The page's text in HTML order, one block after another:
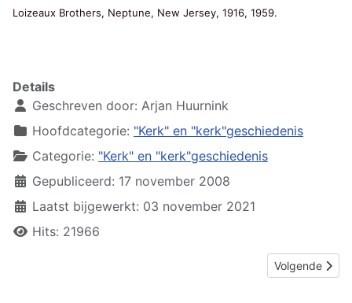
Loizeaux Brothers, Neptune, New Jersey, 1916, 1959.
Details
Geschreven door: Arjan Huurnink
Hoofdcategorie: "Kerk" en "kerk"geschiedenis
Categorie: "Kerk" en "kerk"geschiedenis
Gepubliceerd: 17 november 2008
Laatst bijgewerkt: 03 november 2021
Hits: 21966
Volgende
Volgende